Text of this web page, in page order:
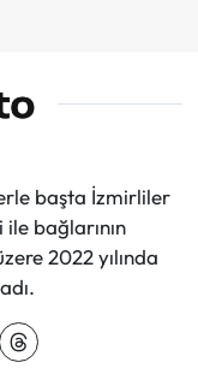
başta İzmirliler
bağlarının
2022 yılında